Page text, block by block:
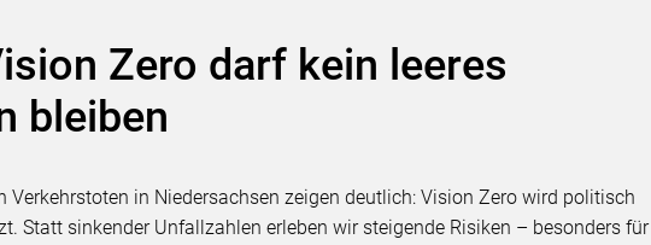
Zero darf kein leeres
bleiben
Verkehrstoten in Niedersachsen zeigen deutlich: Vision Zero wird politisch
Statt sinkender Unfallzahlen erleben wir steigende Risiken – besonders für